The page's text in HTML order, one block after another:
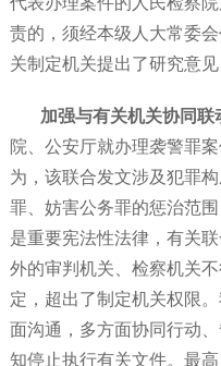
责的，须经本级人大常委
关制定机关提出了研究意见
加强与有关机关协同联
院、公安厅就办理袭警罪
为，该联合发文涉及犯罪
罪、妨害公务罪的惩治范
是重要宪法性法律，有关
外的审判机关、检察机关
定，超出了制定机关权限
面沟通，多方面协同行动
知停止执行有关文件。最